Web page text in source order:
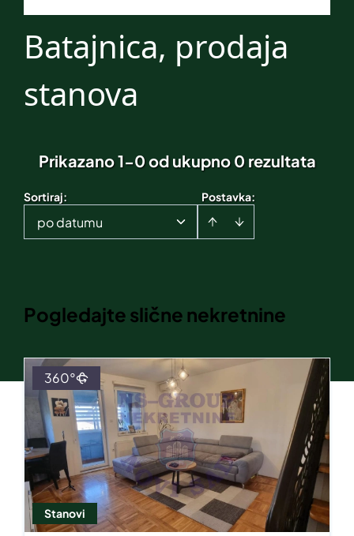
Batajnica, prodaja
stanova
Prikazano 1-0 od ukupno 0 rezultata
Postavka:
Sortiraj:
po datumu
Pogledajte slične nekretnine
Stanovi
360°